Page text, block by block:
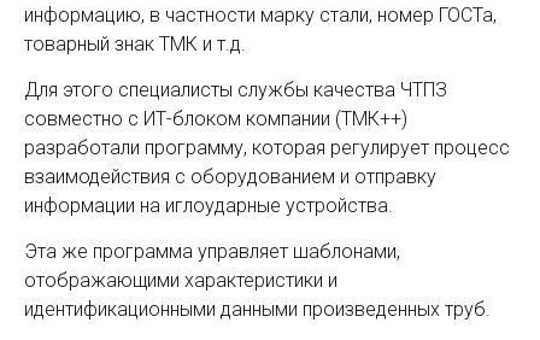
информацию, в частности марку стали, номер ГОСТа,
товарный знак ТМК и т.д.
Для этого специалисты службы качества ЧТПЗ
совместно с ИТ-блоком компании (ТМК++)
разработали программу, которая регулирует процесс
взаимодействия с оборудованием и отправку
информации на иглоударные устройства.
Эта же программа управляет шаблонами,
отображающими характеристики и
идентификационными данными произведенных труб.